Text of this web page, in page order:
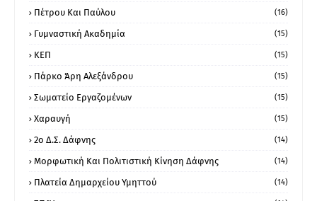
Πέτρου Και Παύλου (16)
Γυμναστική Ακαδημία (15)
ΚΕΠ (15)
Πάρκο Άρη Αλεξάνδρου (15)
Σωματείο Εργαζομένων (15)
Χαραυγή (15)
2ο Δ.Σ. Δάφνης (14)
Μορφωτική Και Πολιτιστική Κίνηση Δάφνης (14)
Πλατεία Δημαρχείου Υμηττού (14)